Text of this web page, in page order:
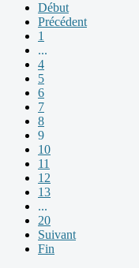
Début
Précédent
1
...
4
5
6
7
8
9
10
11
12
13
...
20
Suivant
Fin